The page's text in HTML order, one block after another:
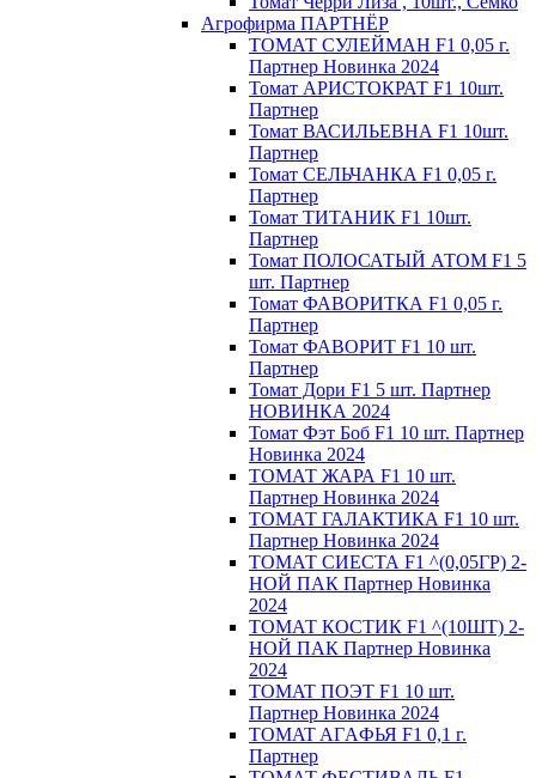
Агрофирма ПАРТНЁР
ТОМАТ СУЛЕЙМАН F1 0,05 г.
Партнер Новинка 2024
Томат АРИСТОКРАТ F1 10шт.
Партнер
Томат ВАСИЛЬЕВНА F1 10шт.
Партнер
Томат СЕЛЬЧАНКА F1 0,05 г.
Партнер
Томат ТИТАНИК F1 10шт.
Партнер
Томат ПОЛОСАТЫЙ АТОМ F1 5
шт. Партнер
Томат ФАВОРИТКА F1 0,05 г.
Партнер
Томат ФАВОРИТ F1 10 шт.
Партнер
Томат Дори F1 5 шт. Партнер
НОВИНКА 2024
Томат Фэт Боб F1 10 шт. Партнер
Новинка 2024
ТОМАТ ЖАРА F1 10 шт.
Партнер Новинка 2024
ТОМАТ ГАЛАКТИКА F1 10 шт.
Партнер Новинка 2024
ТОМАТ СИЕСТА F1 ^(0,05ГР) 2-
НОЙ ПАК Партнер Новинка
2024
ТОМАТ КОСТИК F1 ^(10ШТ) 2-
НОЙ ПАК Партнер Новинка
2024
TOMAT ПOЭT F1 10 шт.
Пapтнeр Новинка 2024
TOMAT AГAФЬЯ F1 0,1 г.
Пapтнep